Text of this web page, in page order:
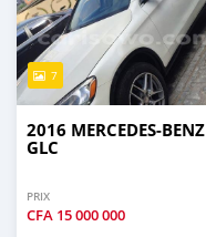
7
2016 MERCEDES-BENZ
GLC
PRIX
CFA 15 000 000